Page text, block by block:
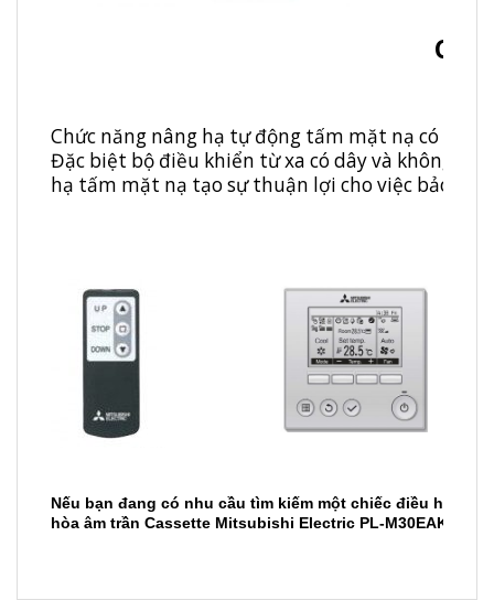
Chức năng nâng hạ tự động tấm mặt nạ có sẵn
Đặc biệt bộ điều khiển từ xa có dây và không
hạ tấm mặt nạ tạo sự thuận lợi cho việc bảo trì
Nếu bạn đang có nhu cầu tìm kiếm một chiếc điều hòa
hòa âm trần Cassette Mitsubishi Electric PL-M30EAK-PA